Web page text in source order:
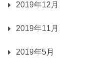
2019年12月
2019年11月
2019年5月